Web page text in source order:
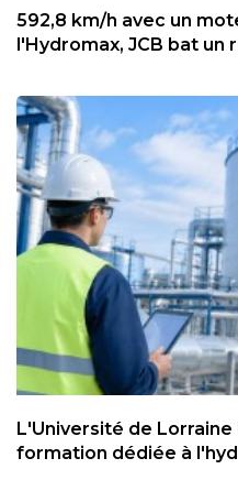
592,8 km/h avec un
l'Hydromax, JCB bat un
L'Université de Lorraine
formation dédiée à